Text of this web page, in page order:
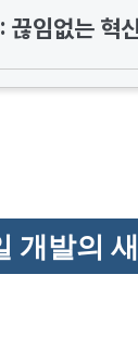
끊임없는 혁
개발의